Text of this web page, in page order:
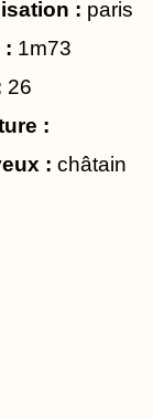
: paris
: 1m73
26
:
: châtain